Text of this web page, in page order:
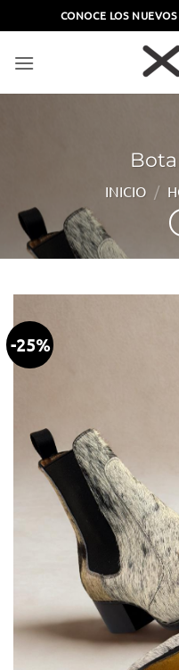
al
contenido
CONOCE LOS
INICIO /
-25%